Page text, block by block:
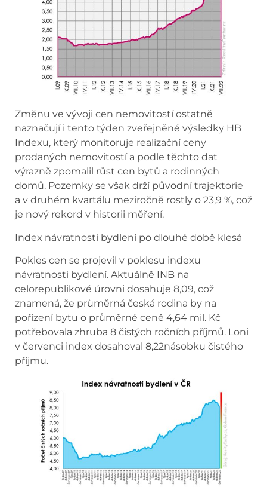
Změnu ve vývoji cen nemovitostí ostatně
naznačují i tento týden zveřejněné výsledky HB
Indexu, který monitoruje realizační ceny
prodaných nemovitostí a podle těchto dat
výrazně zpomalil růst cen bytů a rodinných
domů. Pozemky se však drží původní trajektorie
a v druhém kvartálu meziročně rostly o 23,9 %, což
je nový rekord v historii měření.
Index návratnosti bydlení po dlouhé době klesá
Pokles cen se projevil v poklesu indexu
návratnosti bydlení. Aktuálně INB na
celorepublikové úrovni dosahuje 8,09, což
znamená, že průměrná česká rodina by na
pořízení bytu o průměrné ceně 4,64 mil. Kč
potřebovala zhruba 8 čistých ročních příjmů. Loni
v červenci index dosahoval 8,22násobku čistého
příjmu.